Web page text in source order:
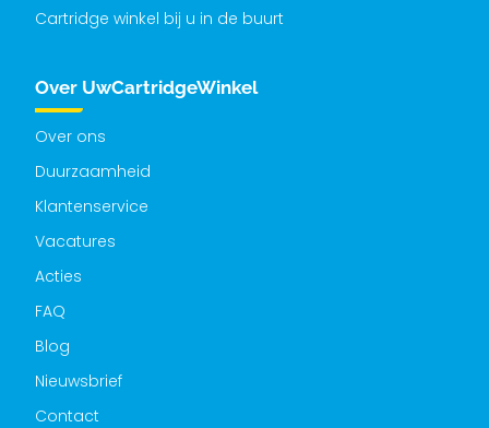
Cartridge winkel bij u in de buurt
Over UwCartridgeWinkel
Over ons
Duurzaamheid
Klantenservice
Vacatures
Acties
FAQ
Blog
Nieuwsbrief
Contact